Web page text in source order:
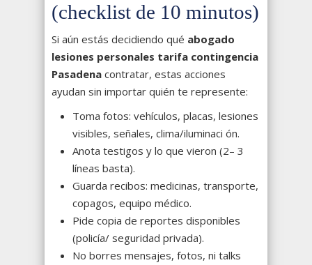
(checklist de 10 minutos)
Si aún estás decidiendo qué abogado
lesiones personales tarifa contingencia
Pasadena contratar, estas acciones
ayudan sin importar quién te represente:
Toma fotos: vehículos, placas, lesiones
visibles, señales, clima/iluminaci ón.
Anota testigos y lo que vieron (2– 3
líneas basta).
Guarda recibos: medicinas, transporte,
copagos, equipo médico.
Pide copia de reportes disponibles
(policía/ seguridad privada).
No borres mensajes, fotos, ni talks